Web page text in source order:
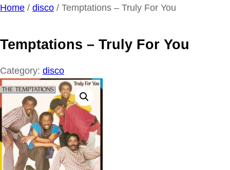
Ga
de
Home / disco / Temptations – Truly For You
Temptations – Truly For You
Category: disco